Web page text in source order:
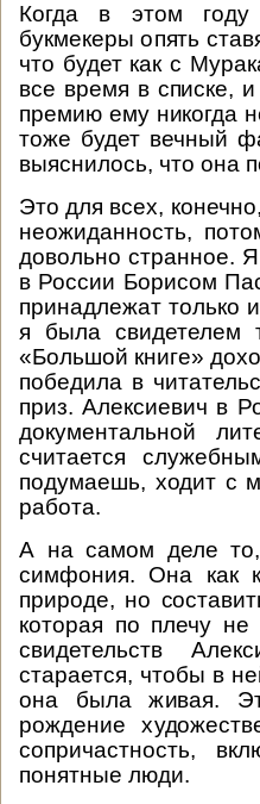
Когда в этом году
букмекеры опять
что будет как с
все время в списке,
премию ему никогда
тоже будет вечный
выяснилось, что она
Это для всех,
неожиданность,
довольно странное.
в России Борисом
принадлежат только
я была свидетелем
«Большой книге»
победила в
приз. Алексиевич в
документальной
считается
подумаешь, ходит с
работа.
А на самом деле то,
симфония. Она как
природе, но
которая по плечу
свидетельств
старается, чтобы в
она была живая.
рождение
сопричастность,
понятные люди.